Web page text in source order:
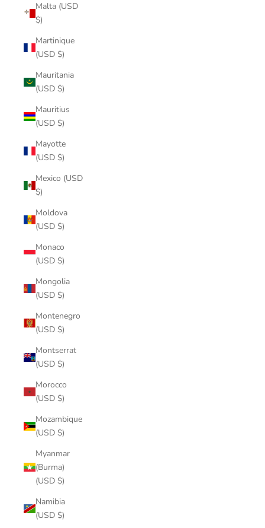
Malta (USD
$)
Martinique
(USD $)
Mauritania
(USD $)
Mauritius
(USD $)
Mayotte
(USD $)
Mexico (USD
$)
Moldova
(USD $)
Monaco
(USD $)
Mongolia
(USD $)
Montenegro
(USD $)
Montserrat
(USD $)
Morocco
(USD $)
Mozambique
(USD $)
Myanmar
(Burma)
(USD $)
Namibia
(USD $)